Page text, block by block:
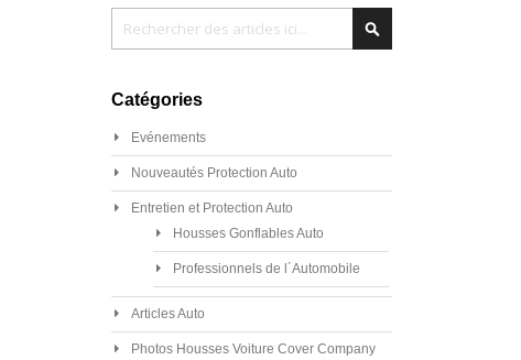
Catégories
Evénements
Nouveautés Protection Auto
Entretien et Protection Auto
Housses Gonflables Auto
Professionnels de l´Automobile
Articles Auto
Photos Housses Voiture Cover Company